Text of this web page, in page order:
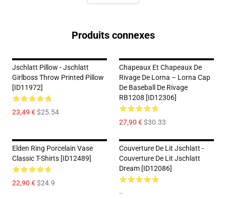
Produits connexes
Jschlatt Pillow - Jschlatt
Girlboss Throw Printed Pillow
[ID11972]
23,49 €$25.54
Chapeaux Et Chapeaux De
Rivage De Lorna – Lorna Cap
De Baseball De Rivage
RB1208 [ID12306]
27,90 €$30.33
Elden Ring Porcelain Vase
Classic T-Shirts [ID12489]
22,90 €$24.9
Couverture De Lit Jschlatt -
Couverture De Lit Jschlatt
Dream [ID12086]
--